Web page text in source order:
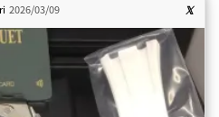
2026/03/09